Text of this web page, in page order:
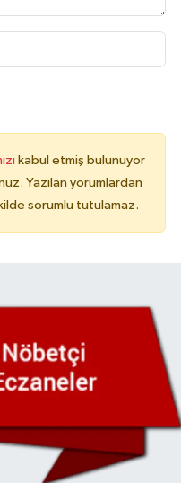
kabul etmiş bulunuyor
Yazılan yorumlardan
sorumlu tutulamaz.